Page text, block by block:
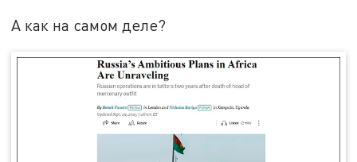
А как на самом деле?